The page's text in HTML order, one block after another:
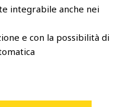
integrabile anche nei
e con la possibilità di